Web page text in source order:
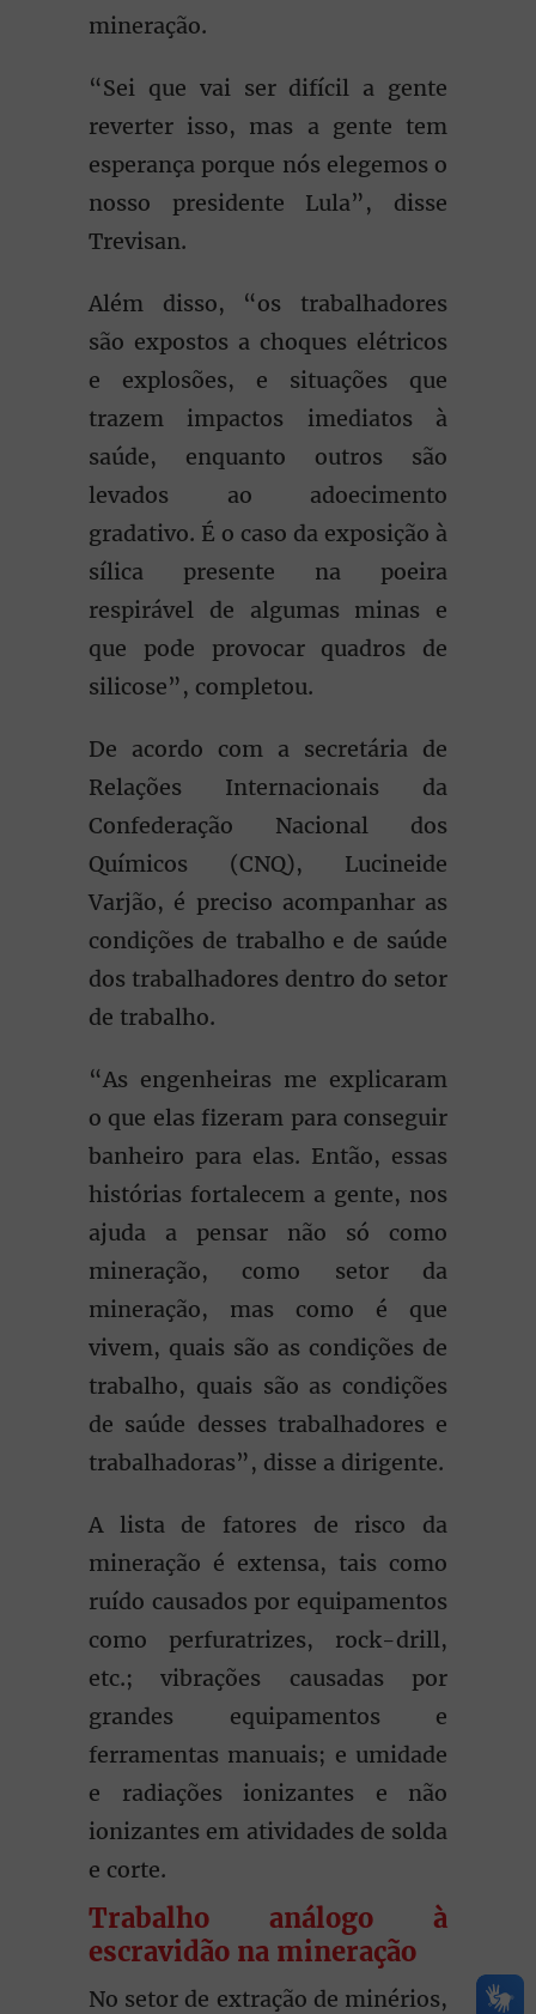
mineração.
“Sei que vai ser difícil a gente
reverter isso, mas a gente tem
esperança porque nós elegemos o
nosso presidente Lula”, disse
Trevisan.
Além disso, “os trabalhadores
são expostos a choques elétricos
e explosões, e situações que
trazem impactos imediatos à
saúde, enquanto outros são
levados ao adoecimento
gradativo. É o caso da exposição à
sílica presente na poeira
respirável de algumas minas e
que pode provocar quadros de
silicose”, completou.
De acordo com a secretária de
Relações Internacionais da
Confederação Nacional dos
Químicos (CNQ), Lucineide
Varjão, é preciso acompanhar as
condições de trabalho e de saúde
dos trabalhadores dentro do setor
de trabalho.
“As engenheiras me explicaram
o que elas fizeram para conseguir
banheiro para elas. Então, essas
histórias fortalecem a gente, nos
ajuda a pensar não só como
mineração, como setor da
mineração, mas como é que
vivem, quais são as condições de
trabalho, quais são as condições
de saúde desses trabalhadores e
trabalhadoras”, disse a dirigente.
A lista de fatores de risco da
mineração é extensa, tais como
ruído causados por equipamentos
como perfuratrizes, rock-drill,
etc.; vibrações causadas por
grandes equipamentos e
ferramentas manuais; e umidade
e radiações ionizantes e não
ionizantes em atividades de solda
e corte.
Trabalho análogo à
escravidão na mineração
No setor de extração de minérios,